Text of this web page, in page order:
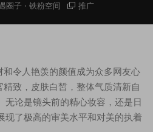
圈子 · 铁粉空间 推广
和令人艳羡的颜值成为众多网友心
精致，皮肤白皙，整体气质清新自
无论是镜头前的精心妆容，还是日
现了极高的审美水平和对美的执着